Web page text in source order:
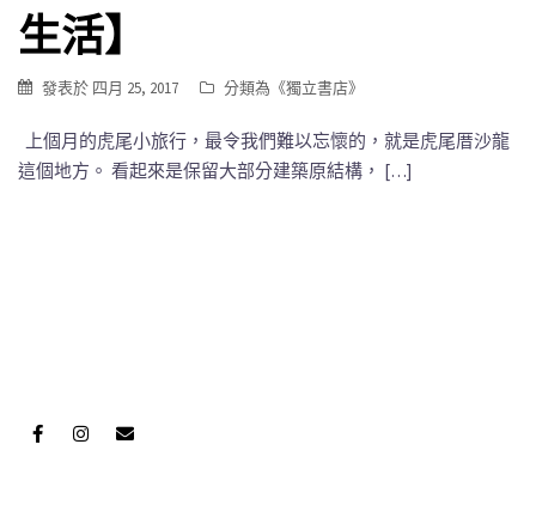
生活】
發表於 四月 25, 2017 分類為《獨立書店》
上個月的虎尾小旅行，最令我們難以忘懷的，就是虎尾厝沙龍
這個地方。 看起來是保留大部分建築原結構， […]